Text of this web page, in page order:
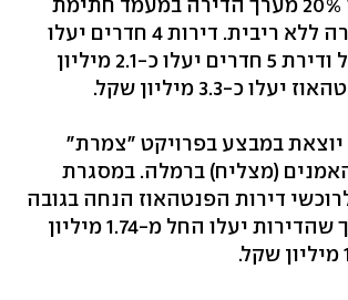
הרוכשים ישלמו 20% מערך הדירה במעמד חתימת
החוזה ואת היתרה ללא ריבית. דירות 4 חדרים יעלו
כ-1.8 מיליון שקל ודירת 5 חדרים יעלו כ-2.1 מיליון
כ-3.3 מיליון שקל.
יוצאת במבצע בפרויקט "צמרת"
(מצליח) ברמלה. במסגרת
דירות הפנטהאוז הנחה בגובה
100 אלף שקל, כך שהדירות יעלו החל מ-1.74 מיליון